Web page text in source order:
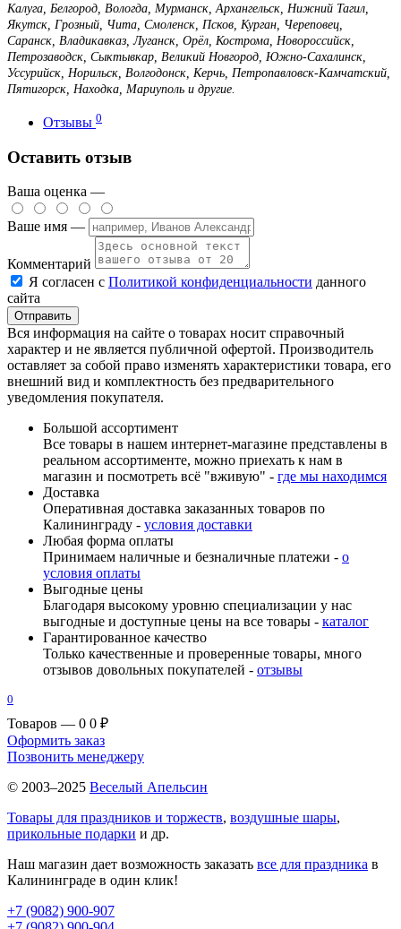
Калуга, Белгород, Вологда, Мурманск, Архангельск, Нижний Тагил,
Якутск, Грозный, Чита, Смоленск, Псков, Курган, Череповец,
Саранск, Владикавказ, Луганск, Орёл, Кострома, Новороссийск,
Петрозаводск, Сыктывкар, Великий Новгород, Южно-Сахалинск,
Уссурийск, Норильск, Волгодонск, Керчь, Петропавловск-Камчатский,
Пятигорск, Находка, Мариуполь и другие.
Отзывы 0
Оставить отзыв
Ваша оценка —
Ваше имя —
Комментарий
Я согласен с Политикой конфиденциальности данного
сайта
Вся информация на сайте о товарах носит справочный
характер и не является публичной офертой. Производитель
оставляет за собой право изменять характеристики товара, его
внешний вид и комплектность без предварительного
уведомления покупателя.
Большой ассортимент
Все товары в нашем интернет-магазине представлены в
реальном ассортименте, можно приехать к нам в
магазин и посмотреть всё "вживую" - где мы находимся
Доставка
Оперативная доставка заказанных товаров по
Калининграду - условия доставки
Любая форма оплаты
Принимаем наличные и безналичные платежи - о
условия оплаты
Выгодные цены
Благодаря высокому уровню специализации у нас
выгодные и доступные цены на все товары - каталог
Гарантированное качество
Только качественные и проверенные товары, много
отзывов довольных покупателей - отзывы
0
Товаров — 0 0 ₽
Оформить заказ
Позвонить менеджеру
© 2003–2025 Веселый Апельсин
Товары для праздников и торжеств, воздушные шары,
прикольные подарки и др.
Наш магазин дает возможность заказать все для праздника в
Калининграде в один клик!
+7 (9082) 900-907